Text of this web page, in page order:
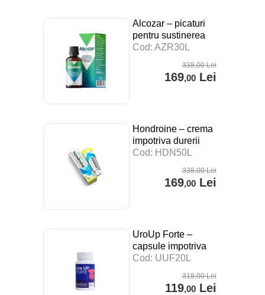
Alcozar – picaturi
pentru sustinerea
digestiei, a
impotriva stresului –
Cod: AZR30L
338,00Lei
169,00Lei
Hondroine – crema
impotriva durerii
articulare – 50 ml
Cod: HDN50L
338,00Lei
169,00Lei
UroUp Forte –
capsule impotriva
prostatitei – 20 cps
Cod: UUF20L
318,00Lei
119,00Lei